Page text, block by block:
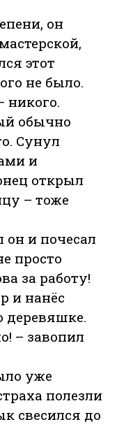
он
этот
не было.
никого.
обычно
Сунул
и
открыл
– тоже
он и почесал
просто
за работу!
и нанёс
деревяшке.
– завопил
уже
полезли
свесился до